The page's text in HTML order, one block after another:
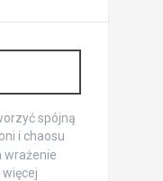
spójną
i chaosu
wrażenie